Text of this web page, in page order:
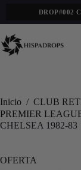
DROP#002
Inicio / CLUB
PREMIER
CHELSEA 1982-83
OFERTA